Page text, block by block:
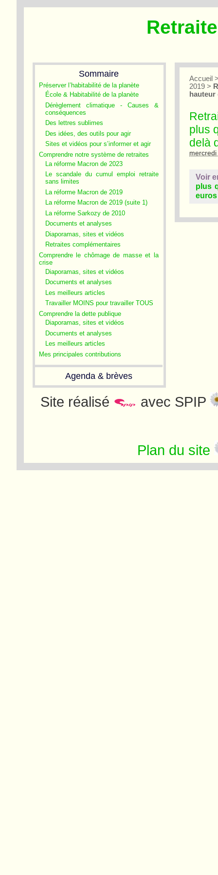
Sommaire
Préserver l’habitabilité de la planète
École & Habitabilité de la planète
Dérèglement climatique - Causes &
conséquences
Des lettres sublimes
Des idées, des outils pour agir
Sites et vidéos pour s’informer et agir
Comprendre notre système de retraites
La réforme Macron de 2023
Le scandale du cumul emploi retraite
sans limites
La réforme Macron de 2019
La réforme Macron de 2019 (suite 1)
La réforme Sarkozy de 2010
Documents et analyses
Diaporamas, sites et vidéos
Retraites complémentaires
Comprendre le chômage de masse et la
crise
Diaporamas, sites et vidéos
Documents et analyses
Les meilleurs articles
Travailler MOINS pour travailler TOUS
Comprendre la dette publique
Diaporamas, sites et vidéos
Documents et analyses
Les meilleurs articles
Mes principales contributions
Agenda & brèves
Accueil
2019 >
plus
delà
Voir
plus
Site réalisé avec SPIP
Plan du site